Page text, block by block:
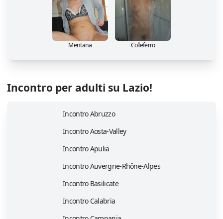
Mentana Colleferro
Incontro per adulti su Lazio!
Incontro Abruzzo
Incontro Aosta-Valley
Incontro Apulia
Incontro Auvergne-Rhône-Alpes
Incontro Basilicate
Incontro Calabria